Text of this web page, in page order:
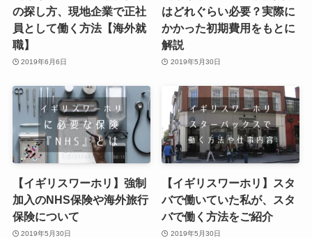
の探し方、現地企業で正社
員として働く方法【海外就
職】
2019年6月6日
はどれぐらい必要？実際に
かかった初期費用をもとに
解説
2019年5月30日
【イギリスワーホリ】強制
加入のNHS保険や海外旅行
保険について
2019年5月30日
【イギリスワーホリ】スタ
バで働いていた私が、スタ
バで働く方法をご紹介
2019年5月30日